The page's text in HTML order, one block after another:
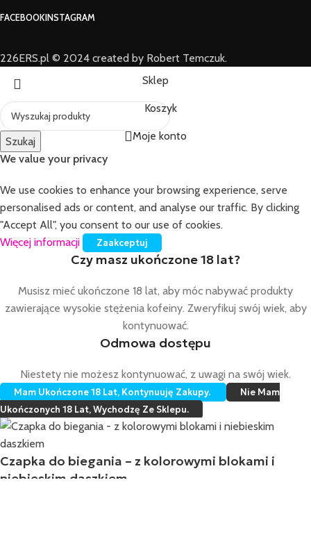
FACEBOOKINSTAGRAM
226ERS.pl © 2024 created by Robert Temczuk.
Szukaj
Sklep
Koszyk
Moje konto
We value your privacy
We use cookies to enhance your browsing experience, serve
personalised ads or content, and analyse our traffic. By clicking
"Accept All", you consent to our use of cookies.
Więcej informacji
Zaakceptuj
Czy masz ukończone 18 lat?
Musisz mieć ukończone 18 lat, aby móc nabywać produkty
zawierające wysokie stężenia kofeiny. Zweryfikuj swój wiek, aby
kontynuować.
Odmowa dostępu
Niestety nie możesz kontynuować, z uwagi na swój wiek.
Mam Ukończone 18 Lat, Kontynuuję Zakupy.
Nie Mam
Ukończonych 18 Lat, Wychodzę Ze Sklepu.
Czapka do biegania – z kolorowymi blokami i
niebieskim daszkiem